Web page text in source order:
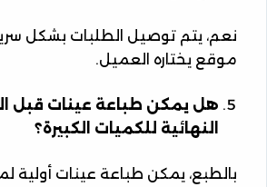
نعم، يتم توصيل الطلبات بشكل
موقع يختاره العميل.
هل يمكن طباعة عينات قبل
النهائية للكميات الكبيرة؟
بالطبع، يمكن طباعة عينات أولية